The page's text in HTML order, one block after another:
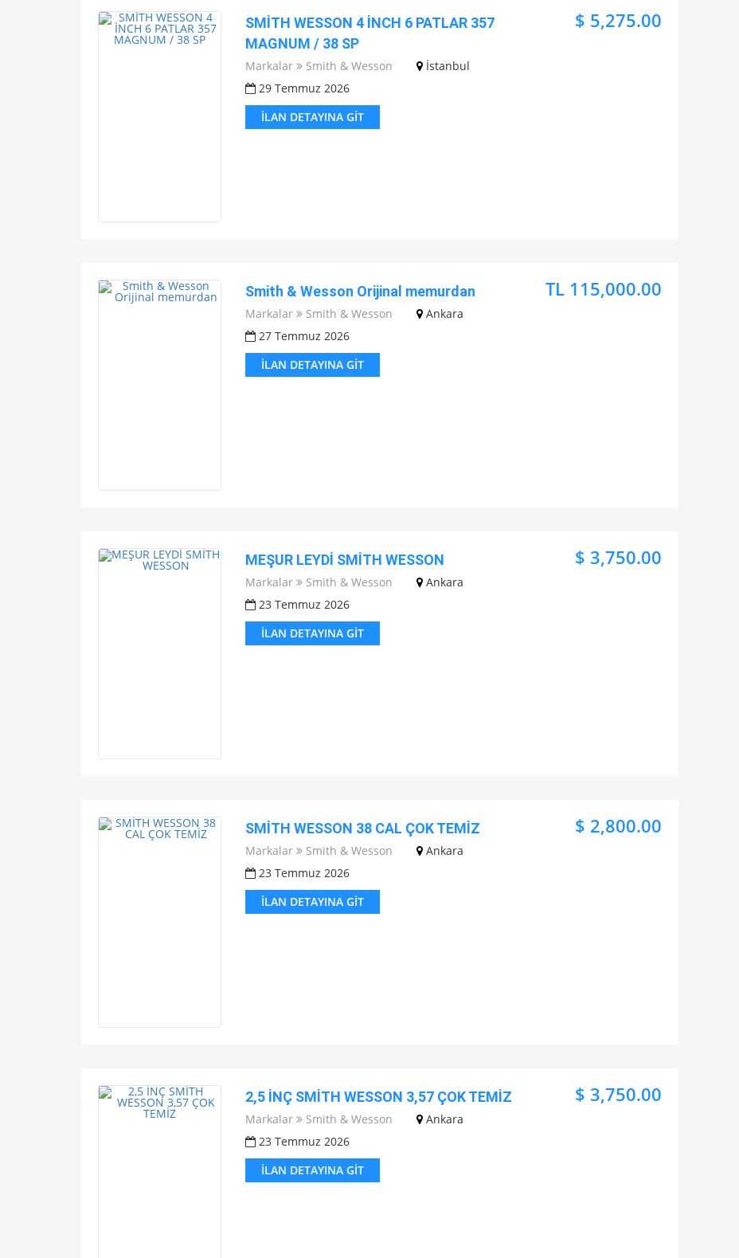
SMİTH WESSON 4 İNCH 6 PATLAR 357
MAGNUM / 38 SP
Markalar Smith & Wesson
İstanbul
29 Temmuz 2026
İLAN DETAYINA GIT
$ 5,275.00
Smith & Wesson Orijinal memurdan
Markalar Smith & Wesson
Ankara
27 Temmuz 2026
İLAN DETAYINA GIT
TL 115,000.00
MEŞUR LEYDİ SMİTH WESSON
Markalar Smith & Wesson
Ankara
23 Temmuz 2026
İLAN DETAYINA GIT
$ 3,750.00
SMİTH WESSON 38 CAL ÇOK TEMİZ
Markalar Smith & Wesson
Ankara
23 Temmuz 2026
İLAN DETAYINA GIT
$ 2,800.00
2,5 İNÇ SMİTH WESSON 3,57 ÇOK TEMİZ
Markalar Smith & Wesson
Ankara
23 Temmuz 2026
İLAN DETAYINA GIT
$ 3,750.00